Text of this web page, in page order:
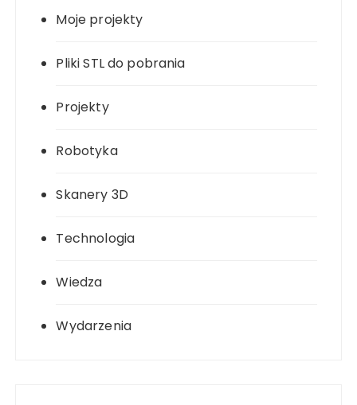
Moje projekty
Pliki STL do pobrania
Projekty
Robotyka
Skanery 3D
Technologia
Wiedza
Wydarzenia